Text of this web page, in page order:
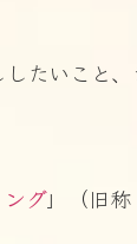
たいこと
グ」（旧